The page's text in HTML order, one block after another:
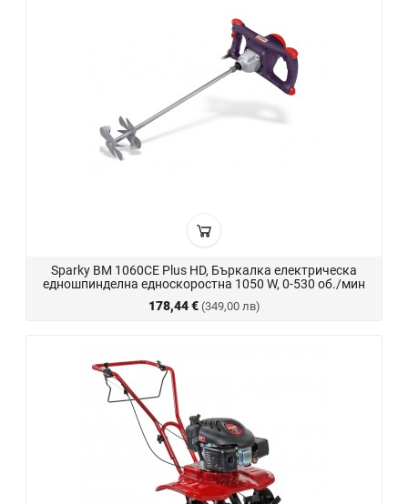
Sparky BM 1060CE Plus HD, Бъркалка електрическа
едношпинделна едноскоростна 1050 W, 0-530 об./мин
178,44 € (349,00 лв)